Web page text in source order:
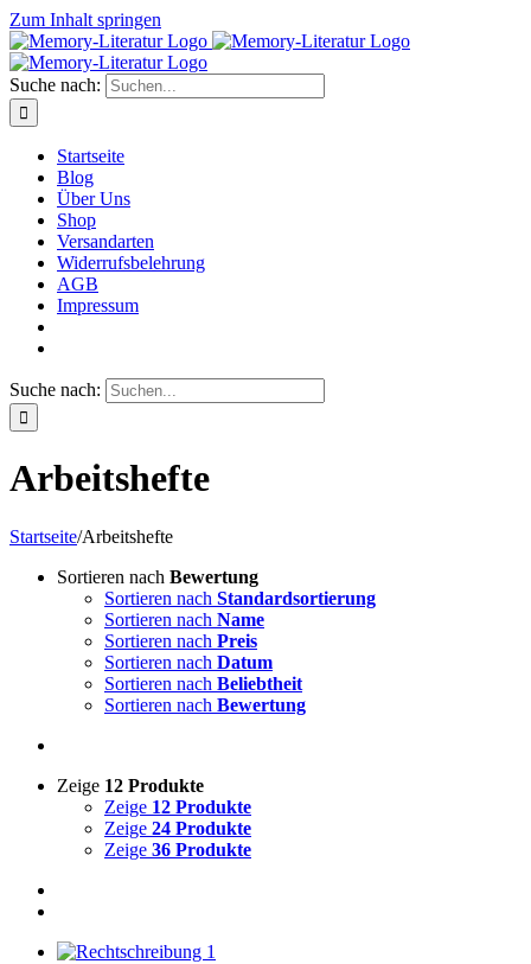
Zum Inhalt springen
Suche nach:
Startseite
Blog
Über Uns
Shop
Versandarten
Widerrufsbelehrung
AGB
Impressum
Suche nach:
Arbeitshefte
Startseite/Arbeitshefte
Sortieren nach Bewertung
Sortieren nach Standardsortierung
Sortieren nach Name
Sortieren nach Preis
Sortieren nach Datum
Sortieren nach Beliebtheit
Sortieren nach Bewertung
Zeige 12 Produkte
Zeige 12 Produkte
Zeige 24 Produkte
Zeige 36 Produkte